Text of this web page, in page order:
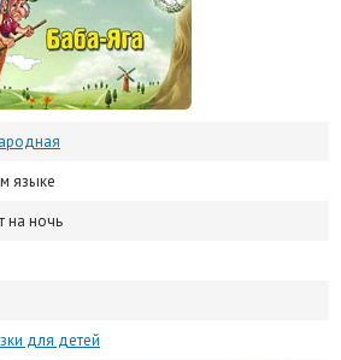
языке
на ночь
для детей